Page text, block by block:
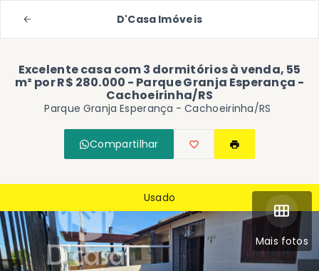
D'Casa Imóveis
Excelente casa com 3 dormitórios à venda, 55
m² por R$ 280.000 - Parque Granja Esperança -
Cachoeirinha/RS
Parque Granja Esperança - Cachoeirinha/RS
Compartilhar
Mais fotos
Usado